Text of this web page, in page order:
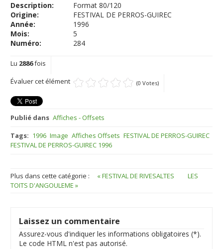
Description:
Format 80/120
Origine:
FESTIVAL DE PERROS-GUIREC
Année:
1996
Mois:
5
Numéro:
284
Lu 2886fois
Évaluer cet élément
(0 Votes)
Publié dans Affiches - Offsets
Tags: 1996 Image Affiches Offsets FESTIVAL DE PERROS-GUIREC
FESTIVAL DE PERROS-GUIREC 1996
Plus dans cette catégorie : « FESTIVAL DE RIVESALTES
LES
TOITS D'ANGOULEME »
Laissez un commentaire
Assurez-vous d'indiquer les informations obligatoires (*).
Le code HTML n'est pas autorisé.